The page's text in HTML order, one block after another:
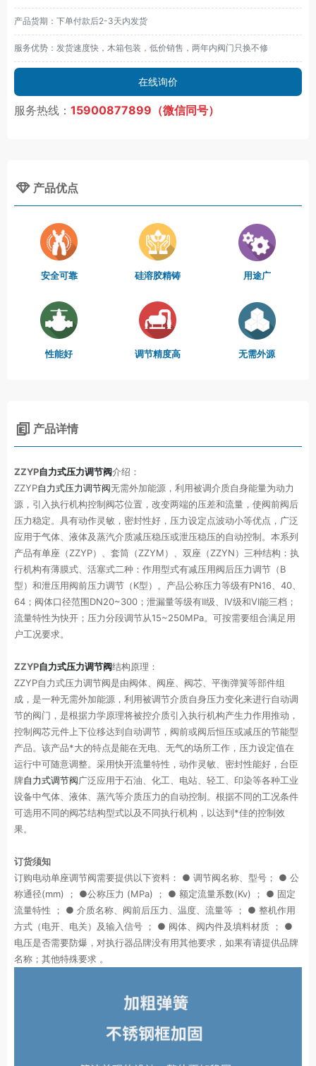
产品货期：下单付款后2-3天内发货
服务优势：发货速度快，木箱包装，低价销售，两年内阀门只换不修
在线询价
服务热线： 15900877899（微信同号）
产品优点
安全可靠 硅溶胶精铸 用途广
性能好 调节精度高 无需外源
产品详情
ZZYP自力式压力调节阀介绍：
ZZYP自力式压力调节阀无需外加能源，利用被调介质自身能量为动力
源，引入执行机构控制阀芯位置，改变两端的压差和流量，使阀前阀后
压力稳定。具有动作灵敏，密封性好，压力设定点波动小等优点，广泛
应用于气体、液体及蒸汽介质减压稳压或泄压稳压的自动控制。本系列
产品有单座（ZZYP）、套筒（ZZYM）、双座（ZZYN）三种结构：执
行机构有薄膜式、活塞式二种：作用型式有减压用阀后压力调节（B
型）和泄压用阀前压力调节（K型）。产品公称压力等级有PN16、40、
64；阀体口径范围DN20~300；泄漏量等级有II级、IV级和VI能三档；
流量特性为快开；压力分段调节从15~250MPa。可按需要组合满足用
户工况要求。
ZZYP自力式压力调节阀结构原理：
ZZYP自力式压力调节阀是由阀体、阀座、阀芯、平衡弹簧等部件组
成，是一种无需外加能源，利用被调节介质自身压力变化来进行自动调
节的阀门，是根据力学原理将被控介质引入执行机构产生力作用推动，
控制阀芯元件上下位移达到自动调节，阀前或阀后恒压或减压的节能型
产品。该产品*大的特点是能在无电、无气的场所工作，压力设定值在
运行中可随意调整。采用快开流量特性，动作灵敏、密封性能好，台臣
牌自力式调节阀广泛应用于石油、化工、电站、轻工、印染等各种工业
设备中气体、液体、蒸汽等介质压力的自动控制。根据不同的工况条件
可选用不同的阀芯结构型式以及不同执行机构，以达到*佳的控制效
果。
订货须知
订购电动单座调节阀需要提供以下资料： ● 调节阀名称、型号； ● 公
称通径(mm) ； ●公称压力 (MPa) ； ● 额定流量系数(Kv) ； ● 固定
流量特性 ； ● 介质名称、阀前后压力、温度、流量等 ； ● 整机作用
方式（电开、电关）及输入信号 ； ● 阀体、阀内件及填料材质 ； ●
电压是否需要防爆，对执行器品牌没有用其他要求，如果有请提供品牌
名称；其他特殊要求 。